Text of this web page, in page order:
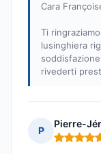
Cara
Ti
lusinghiera
rivederti
P
Pierre-
Nota: 5 su